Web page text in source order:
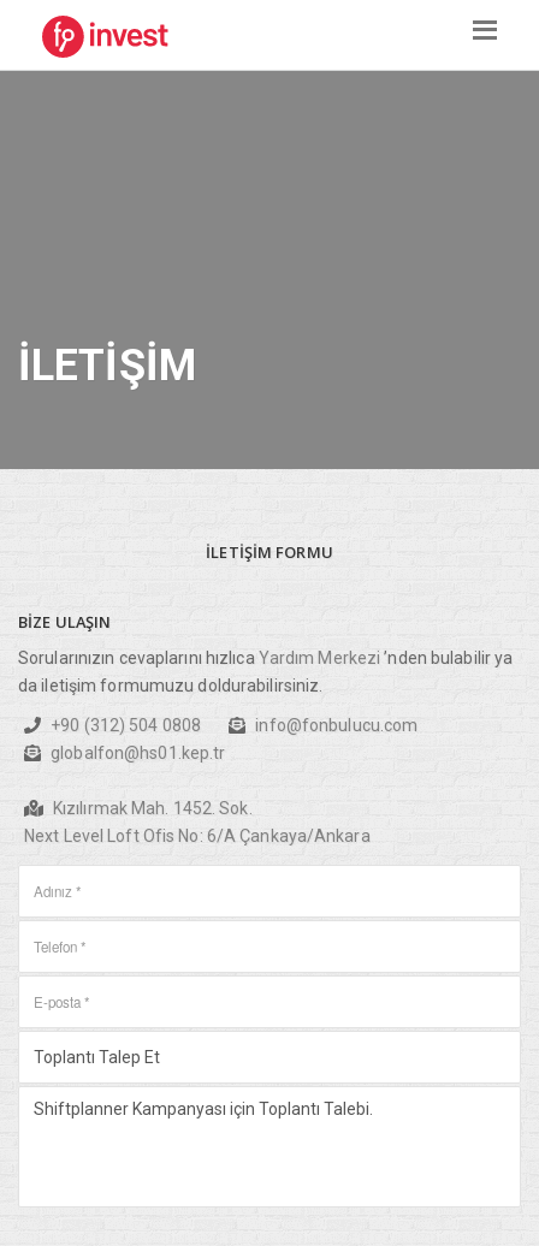
İLETIŞIM
İLETIŞIM FORMU
BIZE ULAŞIN
Sorularınızın cevaplarını hızlıca Yardım Merkezi ’nden bulabilir ya
da iletişim formumuzu doldurabilirsiniz.
+90 (312) 504 0808
info@fonbulucu.com
globalfon@hs01.kep.tr
Kızılırmak Mah. 1452. Sok.
Next Level Loft Ofis No: 6/A Çankaya/Ankara